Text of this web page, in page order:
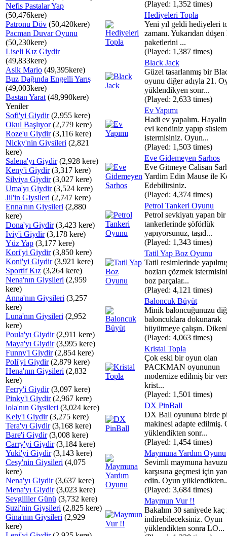
Nefis Pastalar Yap
(50,476kere)
Patronu Döv (50,420kere)
Pacman Duvar Oyunu
(50,230kere)
Liseli Kız Giydir
(49,833kere)
Asik Mario (49,395kere)
Buz Dağında Engelli Yarış
(49,003kere)
Bastan Yarat (48,990kere)
Yeniler
Sofi'yi Giydir(2,955 kere)
Okul Başlıyor(2,779 kere)
Roze'u Giydir(3,116 kere)
Nicky'nin Giysileri (2,821
kere)
Salena'yı Giydir(2,928 kere)
Keny'i Giydir(3,317 kere)
Silviya Giydir(3,027 kere)
Uma'yı Giydir(3,524 kere)
Jil'in Giysileri (2,747 kere)
Enna'nın Giysileri (2,880
kere)
Dona'yı Giydir(3,423 kere)
Iviy'i Giydir(3,178 kere)
Yüz Yap (3,177 kere)
Kori'yi Giydir(3,850 kere)
Koni'yi Giydir(3,921 kere)
Sportif Kız (3,264 kere)
Nena'nın Giysileri (2,959
kere)
Anna'nın Giysileri (3,257
kere)
Luna'nın Giysileri (2,952
kere)
Poula'yı Giydir(2,911 kere)
Maya'yı Giydir(3,995 kere)
Funny'i Giydir(2,854 kere)
Poli'yi Giydir(2,879 kere)
Hena'nın Giysileri (2,832
kere)
Ferry'i Giydir(3,097 kere)
Pinky'i Giydir(2,967 kere)
lola'nın Giysileri (3,024 kere)
Kely'i Giydir(3,275 kere)
Tera'yı Giydir(3,168 kere)
Bare'i Giydir(3,008 kere)
Carry'yi Giydir(3,184 kere)
Yuki'yi Giydir(3,143 kere)
Cesy'nin Giysileri (4,075
kere)
Nena'yı Giydir(3,637 kere)
Mena'yı Giydir(3,023 kere)
Sevgililer Günü (3,732 kere)
Suzi'nin Giysileri (2,825 kere)
Gina'nın Giysileri (2,929
kere)
(Played: 1,352 times)
Hediyeleri Topla
Yeni yıl geldi hediyeleri
zamanı. Yukarıdan
paketlerini ...
(Played: 1,387 times)
Black Jack
Güzel tasarlanmış bir
oyunu diğer adıyla 21.
yüklendikyen sonr...
(Played: 2,633 times)
Ev Yapımı
Hadi ev yapalım.
evi kendiniz yapıp
istermisiniz. Oyun...
(Played: 1,503 times)
Eve Gidemeyen Sarhos
Eve Gitmeye Calisan
Yardim Edin Mause ile
Edebilirsiniz.
(Played: 4,374 times)
Petrol Tankeri Oyunu
Petrol sevkiyatı yapan
tankerlerinde şöförlük
yapıyorsunuz, taşıd...
(Played: 1,343 times)
Tatil Yap Boz Oyunu
Tatil resimlerinde
bozları çözmek
boz parçalar...
(Played: 4,121 times)
Baloncuk Büyüt
Minik baloncuğunuzu
baloncuklara dokunarak
büyütmeye çalışın.
(Played: 4,063 times)
Kristal Topla
Çok eski bir oyun olan
PACKMAN oyununun
modernize edilmiş bir
krist...
(Played: 1,501 times)
DX PinBall
DX Ball oyununa birde
makinesi adapte edilmiş.
yüklendikten sonr...
(Played: 1,454 times)
Maymuna Yardım Oyunu
Sevimli maymuna
karşısına geçmesi için
edin. Oyun
(Played: 3,684 times)
Maymun Vur !!
Bakalım 30 saniyede
indirebileceksiniz. Oyun
yüklendikten sonra LO...